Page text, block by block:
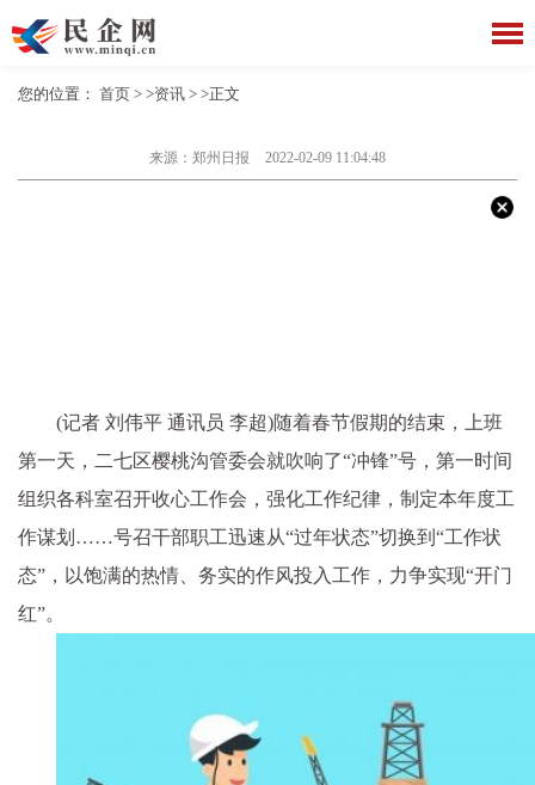
您的位置： 首页 > >资讯 > >正文
来源：郑州日报 2022-02-09 11:04:48
(记者 刘伟平 通讯员 李超)随着春节假期的结束，上班
第一天，二七区樱桃沟管委会就吹响了“冲锋”号，第一时间
组织各科室召开收心工作会，强化工作纪律，制定本年度工
作谋划……号召干部职工迅速从“过年状态”切换到“工作状
态”，以饱满的热情、务实的作风投入工作，力争实现“开门
红”。